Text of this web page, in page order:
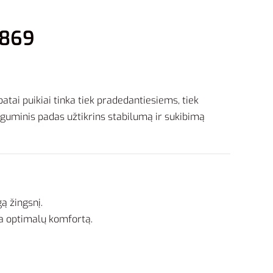
puikiai tinka tiek pradedantiesiems, tiek
padas užtikrins stabilumą ir sukibimą
žingsnį.
optimalų komfortą.